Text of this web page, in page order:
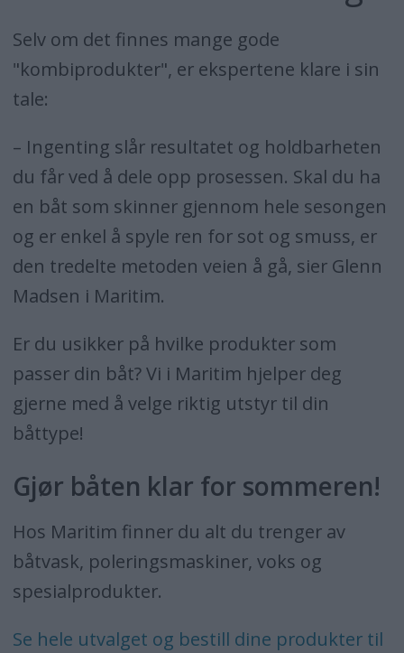
Selv om det finnes mange gode
"kombiprodukter", er ekspertene klare i sin
tale:
– Ingenting slår resultatet og holdbarheten
du får ved å dele opp prosessen. Skal du ha
en båt som skinner gjennom hele sesongen
og er enkel å spyle ren for sot og smuss, er
den tredelte metoden veien å gå, sier Glenn
Madsen i Maritim.
Er du usikker på hvilke produkter som
passer din båt? Vi i Maritim hjelper deg
gjerne med å velge riktig utstyr til din
båttype!
Gjør båten klar for sommeren!
Hos Maritim finner du alt du trenger av
båtvask, poleringsmaskiner, voks og
spesialprodukter.
Se hele utvalget og bestill dine produkter til